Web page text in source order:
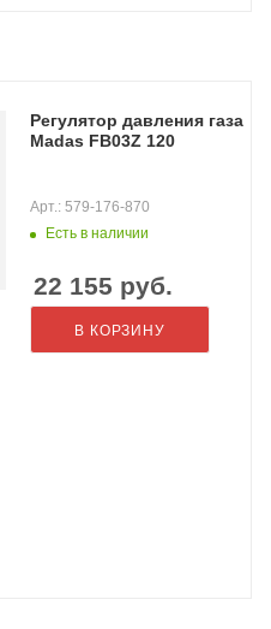
Регулятор давления газа
Madas FB03Z 120
Есть в наличии
Арт.: 579-176-870
22 155 руб.
В КОРЗИНУ